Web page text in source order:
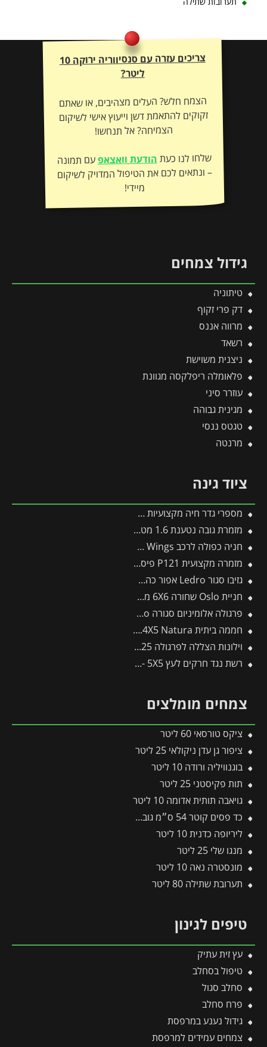
צריכים עזרה עם סנסיווריה ירוקה 10
ליטר?
הצמח חלש? העלים מצהיבים, או שאתם
זקוקים להתאמת דשן וייעוץ אישי לשיקום
הצמיחה? אל תנחשו!
שלחו לנו כעתהודעת וואצאפעם תמונה
– ונתאים לכם את הטיפול המדויק לשיקום
מיידי!
גידול צמחים
טיתוניה
דק פרי זקוף
מרווה אננס
רשאד
ניצנית משוישת
פלאומלה ריפלקסה מגוונת
עוזרר סיני
מגינית גבוהה
טגטס ננסי
מרנטה
ציוד גינה
מספרי גדר חיה מקצועיות B-228 -תבור
מזמרת גובה נטענת 1.6 מטר 400-R -תבור
חניה כפולה לרכב 5.7X6 Sydney Wings מבית פלרם – Canopia
מזמרה מקצועית P121 פיסקארס
גזיבו סגור Ledro אפור כהה 3X3 מבית פלרם – Canopia
חניית Oslo שחורה 6X6 מבית פלרם – Canopia
פרגולה אלומיניום סגורה SanRemo לבנה 3.9X4.4 קירוי לבן מבית Canopia
חממה ביתית 2.4X5 Natura מעץ ארז מבית פלרם – Canopia
וילונות הצללה לפרגולה 3X4.25 מבית פלרם – Canopia
רשת נגד חרקים לעץ 5X5 -תבור
צמחים מומלצים
ציקס טורסאי 60 ליטר
ציפור גן עדן ניקולאי 25 ליטר
בוגנוויליה ורודה 10 ליטר
תות פקיסטני 25 ליטר
גויאבה תותית אדומה 10 ליטר
כד פסים קוטר 54 ס״מ גובה 54 ס״מ שמנת
ליריופה כדנית 10 ליטר
מנגו שלי 25 ליטר
מונסטרה נאה 10 ליטר
תערובת שתילה 80 ליטר
טיפים לגינון
עץ זית עתיק
טיפול בסחלב
סחלב סגול
פרח סחלב
גידול נענע במרפסת
צמחים עמידים למרפסת